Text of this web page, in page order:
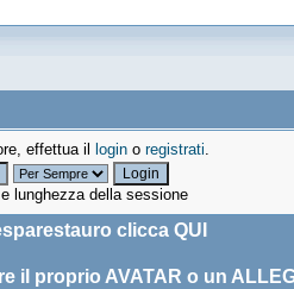
effettua il login o registrati.
lunghezza della sessione
clicca QUI
il proprio AVATAR o un